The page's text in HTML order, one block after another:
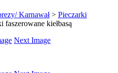
Karnawał> Pieczarki
faszerowane kiełbasą
Next Image